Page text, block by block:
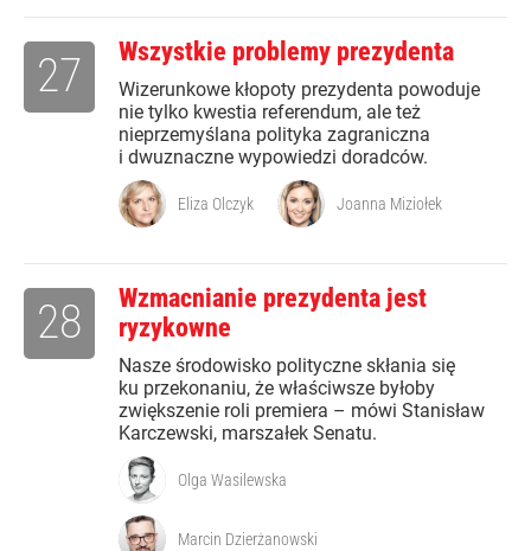
Wszystkie problemy prezydenta
Wizerunkowe kłopoty prezydenta powoduje
nie tylko kwestia referendum, ale też
nieprzemyślana polityka zagraniczna
i dwuznaczne wypowiedzi doradców.
27
Eliza Olczyk Joanna Miziołek
Wzmacnianie prezydenta jest
ryzykowne
Nasze środowisko polityczne skłania się
ku przekonaniu, że właściwsze byłoby
zwiększenie roli premiera – mówi Stanisław
Karczewski, marszałek Senatu.
28
Olga Wasilewska
Marcin Dzierżanowski